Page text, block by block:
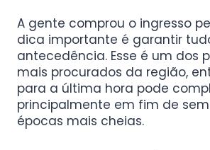
A gente comprou o ingresso
dica importante é garantir
antecedência. Esse é um dos
mais procurados da região,
para a última hora pode
principalmente em fim de
épocas mais cheias.